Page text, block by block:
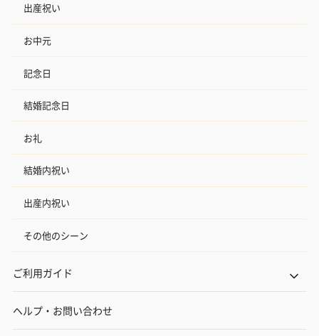
出産祝い
お中元
記念日
結婚記念日
お礼
結婚内祝い
出産内祝い
その他のシーン
ご利用ガイド
ヘルプ・お問い合わせ